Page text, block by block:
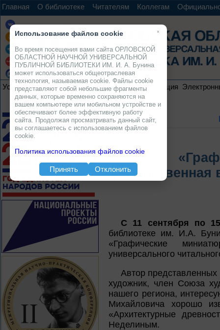
Главная О библиотеке Читателям Коллегам
Услуги Ресурсы Проекты Электронная коллекция
Художественная
С 11 сентября по
библиотеке им. И.А.
«Графические
универсального
Автор представленных
художник, член Союза
нашего региона,
Михайловича хорошо
«Архитектурные
Неделиным.
×
Использование файлов cookie
Во время посещения вами сайта ОРЛОВСКОЙ
ОБЛАСТНОЙ НАУЧНОЙ УНИВЕРСАЛЬНОЙ
ПУБЛИЧНОЙ БИБЛИОТЕКИ ИМ. И. А. Бунина
может использоваться общеотраслевая
технология, называемая cookie. Файлы cookie
представляют собой небольшие фрагменты
данных, которые временно сохраняются на
вашем компьютере или мобильном устройстве и
обеспечивают более эффективную работу
сайта. Продолжая просматривать данный сайт,
вы соглашаетесь с использованием файлов
cookie.
Политика использования файлов cookie
Принять Отклонить